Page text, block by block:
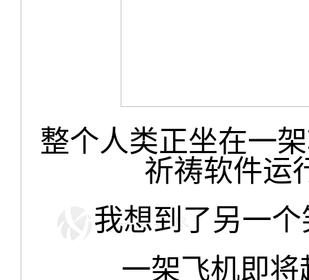
整个人类正坐在一
祈祷软件运
我想到了另一个
一架飞机即将